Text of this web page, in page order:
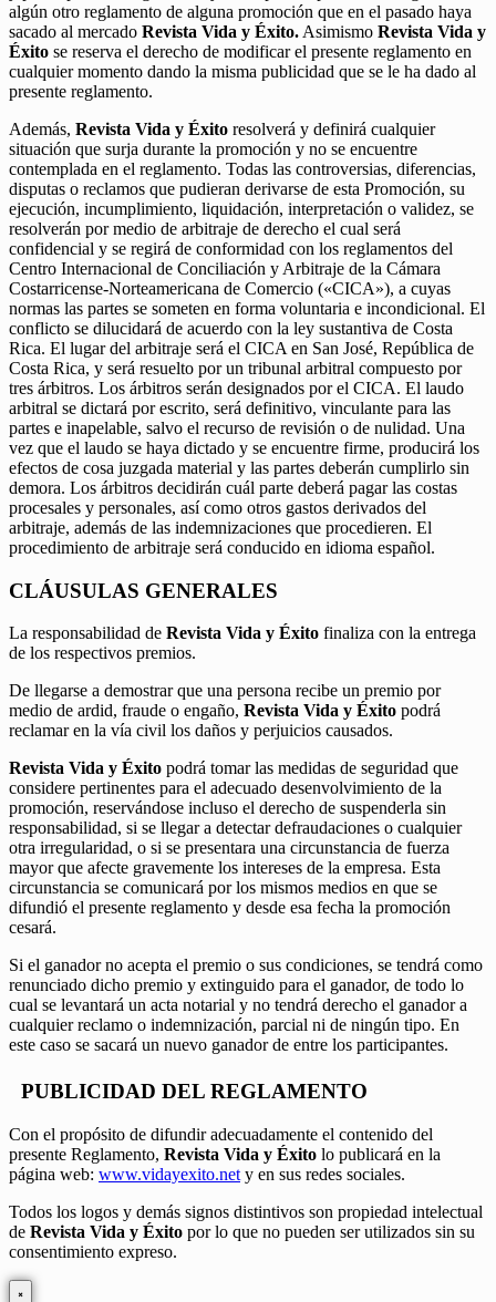
algún otro reglamento de alguna promoción que en el pasado haya
sacado al mercado Revista Vida y Éxito. Asimismo Revista Vida y
Éxito se reserva el derecho de modificar el presente reglamento en
cualquier momento dando la misma publicidad que se le ha dado al
presente reglamento.
Además, Revista Vida y Éxito resolverá y definirá cualquier
situación que surja durante la promoción y no se encuentre
contemplada en el reglamento. Todas las controversias, diferencias,
disputas o reclamos que pudieran derivarse de esta Promoción, su
ejecución, incumplimiento, liquidación, interpretación o validez, se
resolverán por medio de arbitraje de derecho el cual será
confidencial y se regirá de conformidad con los reglamentos del
Centro Internacional de Conciliación y Arbitraje de la Cámara
Costarricense-Norteamericana de Comercio («CICA»), a cuyas
normas las partes se someten en forma voluntaria e incondicional. El
conflicto se dilucidará de acuerdo con la ley sustantiva de Costa
Rica. El lugar del arbitraje será el CICA en San José, República de
Costa Rica, y será resuelto por un tribunal arbitral compuesto por
tres árbitros. Los árbitros serán designados por el CICA. El laudo
arbitral se dictará por escrito, será definitivo, vinculante para las
partes e inapelable, salvo el recurso de revisión o de nulidad. Una
vez que el laudo se haya dictado y se encuentre firme, producirá los
efectos de cosa juzgada material y las partes deberán cumplirlo sin
demora. Los árbitros decidirán cuál parte deberá pagar las costas
procesales y personales, así como otros gastos derivados del
arbitraje, además de las indemnizaciones que procedieren. El
procedimiento de arbitraje será conducido en idioma español.
CLÁUSULAS GENERALES
La responsabilidad de Revista Vida y Éxito finaliza con la entrega
de los respectivos premios.
De llegarse a demostrar que una persona recibe un premio por
medio de ardid, fraude o engaño, Revista Vida y Éxito podrá
reclamar en la vía civil los daños y perjuicios causados.
Revista Vida y Éxito podrá tomar las medidas de seguridad que
considere pertinentes para el adecuado desenvolvimiento de la
promoción, reservándose incluso el derecho de suspenderla sin
responsabilidad, si se llegar a detectar defraudaciones o cualquier
otra irregularidad, o si se presentara una circunstancia de fuerza
mayor que afecte gravemente los intereses de la empresa. Esta
circunstancia se comunicará por los mismos medios en que se
difundió el presente reglamento y desde esa fecha la promoción
cesará.
Si el ganador no acepta el premio o sus condiciones, se tendrá como
renunciado dicho premio y extinguido para el ganador, de todo lo
cual se levantará un acta notarial y no tendrá derecho el ganador a
cualquier reclamo o indemnización, parcial ni de ningún tipo. En
este caso se sacará un nuevo ganador de entre los participantes.
PUBLICIDAD DEL REGLAMENTO
Con el propósito de difundir adecuadamente el contenido del
presente Reglamento, Revista Vida y Éxito lo publicará en la
página web: www.vidayexito.net y en sus redes sociales.
Todos los logos y demás signos distintivos son propiedad intelectual
de Revista Vida y Éxito por lo que no pueden ser utilizados sin su
consentimiento expreso.
×